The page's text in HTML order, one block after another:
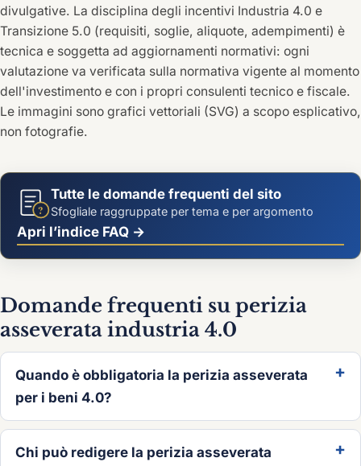
divulgative. La disciplina degli incentivi Industria 4.0 e
Transizione 5.0 (requisiti, soglie, aliquote, adempimenti) è
tecnica e soggetta ad aggiornamenti normativi: ogni
valutazione va verificata sulla normativa vigente al momento
dell'investimento e con i propri consulenti tecnico e fiscale.
Le immagini sono grafici vettoriali (SVG) a scopo esplicativo,
non fotografie.
?
Tutte le domande frequenti del sito
Sfogliale raggruppate per tema e per argomento
Apri l’indice FAQ →
Domande frequenti su perizia
asseverata industria 4.0
Quando è obbligatoria la perizia asseverata
per i beni 4.0?
Chi può redigere la perizia asseverata